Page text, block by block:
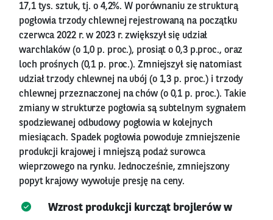
17,1 tys. sztuk, tj. o 4,2%. W porównaniu ze strukturą
pogłowia trzody chlewnej rejestrowaną na początku
czerwca 2022 r. w 2023 r. zwiększył się udział
warchlaków (o 1,0 p. proc.), prosiąt o 0,3 p.proc., oraz
loch prośnych (0,1 p. proc.). Zmniejszył się natomiast
udział trzody chlewnej na ubój (o 1,3 p. proc.) i trzody
chlewnej przeznaczonej na chów (o 0,1 p. proc.). Takie
zmiany w strukturze pogłowia są subtelnym sygnałem
spodziewanej odbudowy pogłowia w kolejnych
miesiącach. Spadek pogłowia powoduje zmniejszenie
produkcji krajowej i mniejszą podaż surowca
wieprzowego na rynku. Jednocześnie, zmniejszony
popyt krajowy wywołuje presję na ceny.
Wzrost produkcji kurcząt brojlerów w